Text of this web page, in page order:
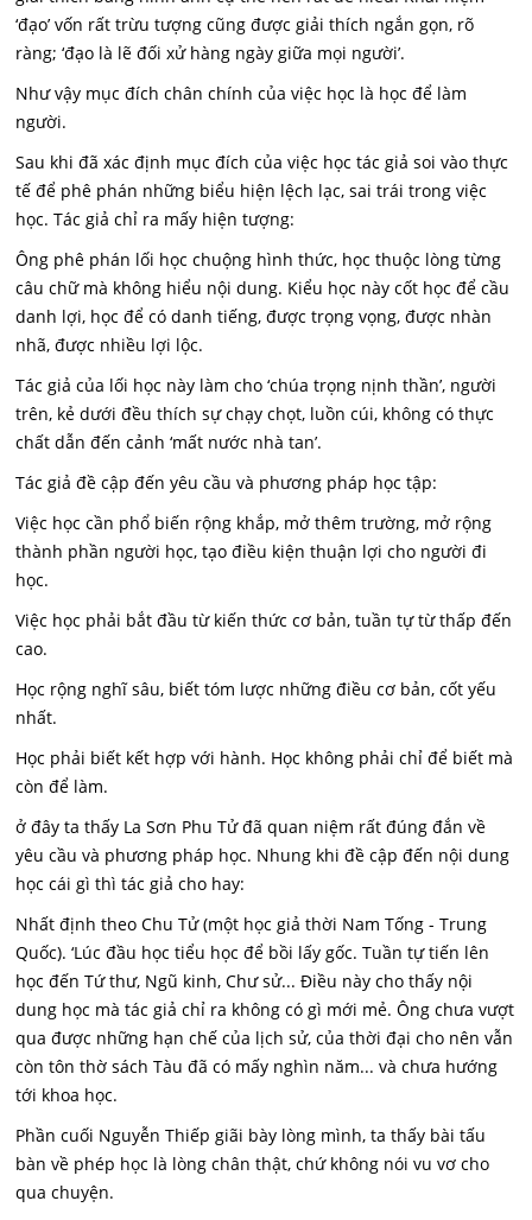
‘đạo’ vốn rất trừu tượng cũng được giải thích ngắn gọn, rõ
ràng; ‘đạo là lẽ đối xử hàng ngày giữa mọi người’.
Như vậy mục đích chân chính của việc học là học để làm
người.
Sau khi đã xác định mục đích của việc học tác giả soi vào thực
tế để phê phán những biểu hiện lệch lạc, sai trái trong việc
học. Tác giả chỉ ra mấy hiện tượng:
Ông phê phán lối học chuộng hình thức, học thuộc lòng từng
câu chữ mà không hiểu nội dung. Kiểu học này cốt học để cầu
danh lợi, học để có danh tiếng, được trọng vọng, được nhàn
nhã, được nhiều lợi lộc.
Tác giả của lối học này làm cho ‘chúa trọng nịnh thần’, người
trên, kẻ dưới đều thích sự chạy chọt, luồn cúi, không có thực
chất dẫn đến cảnh ‘mất nước nhà tan’.
Tác giả đề cập đến yêu cầu và phương pháp học tập:
Việc học cần phổ biến rộng khắp, mở thêm trường, mở rộng
thành phần người học, tạo điều kiện thuận lợi cho người đi
học.
Việc học phải bắt đầu từ kiến thức cơ bản, tuần tự từ thấp đến
cao.
Học rộng nghĩ sâu, biết tóm lược những điều cơ bản, cốt yếu
nhất.
Học phải biết kết hợp với hành. Học không phải chỉ để biết mà
còn để làm.
ở đây ta thấy La Sơn Phu Tử đã quan niệm rất đúng đắn về
yêu cầu và phương pháp học. Nhung khi đề cập đến nội dung
học cái gì thì tác giả cho hay:
Nhất định theo Chu Tử (một học giả thời Nam Tống - Trung
Quốc). ‘Lúc đầu học tiểu học để bồi lấy gốc. Tuần tự tiến lên
học đến Tứ thư, Ngũ kinh, Chư sử... Điều này cho thấy nội
dung học mà tác giả chỉ ra không có gì mới mẻ. Ông chưa vượt
qua được những hạn chế của lịch sử, của thời đại cho nên vẫn
còn tôn thờ sách Tàu đã có mấy nghìn năm... và chưa hướng
tới khoa học.
Phần cuối Nguyễn Thiếp giãi bày lòng mình, ta thấy bài tấu
bàn về phép học là lòng chân thật, chứ không nói vu vơ cho
qua chuyện.